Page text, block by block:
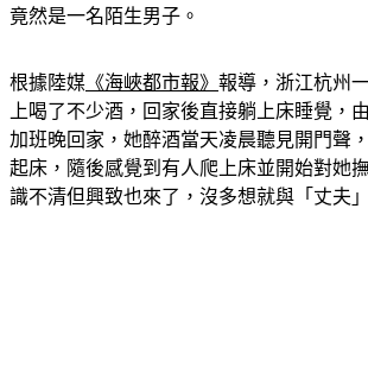
竟然是一名陌生男子。
根據陸媒 《海峽都市報》 報導，浙江杭州
上喝了不少酒，回家後直接躺上床睡覺，
加班晚回家，她醉酒當天凌晨聽見開門聲
起床，隨後感覺到有人爬上床並開始對她
識不清但興致也來了，沒多想就與「丈夫